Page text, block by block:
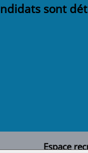
sont
Espace